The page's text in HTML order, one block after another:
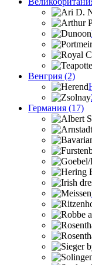
Венгрия (2)
Германия (17)